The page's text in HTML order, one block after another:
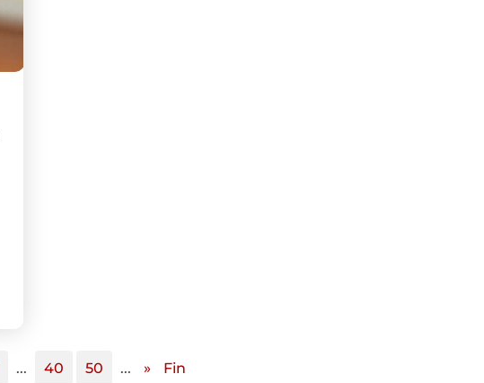
... 40 50 ... » Fin